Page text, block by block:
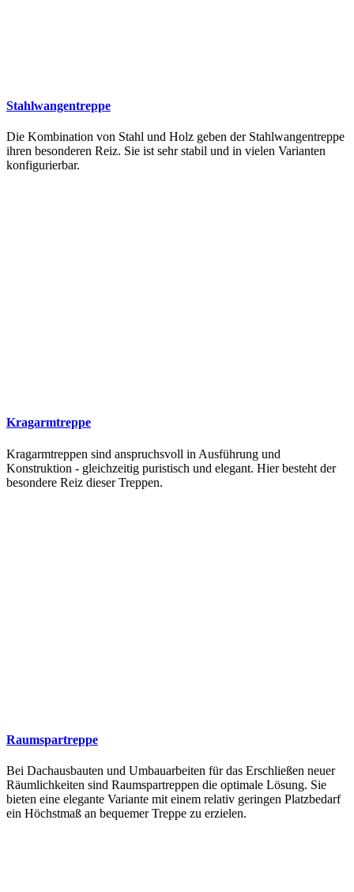
Stahlwangentreppe
Die Kombination von Stahl und Holz geben der Stahlwangentreppe
ihren besonderen Reiz. Sie ist sehr stabil und in vielen Varianten
konfigurierbar.
Kragarmtreppe
Kragarmtreppen sind anspruchsvoll in Ausführung und
Konstruktion - gleichzeitig puristisch und elegant. Hier besteht der
besondere Reiz dieser Treppen.
Raumspartreppe
Bei Dachausbauten und Umbauarbeiten für das Erschließen neuer
Räumlichkeiten sind Raumspartreppen die optimale Lösung. Sie
bieten eine elegante Variante mit einem relativ geringen Platzbedarf
ein Höchstmaß an bequemer Treppe zu erzielen.